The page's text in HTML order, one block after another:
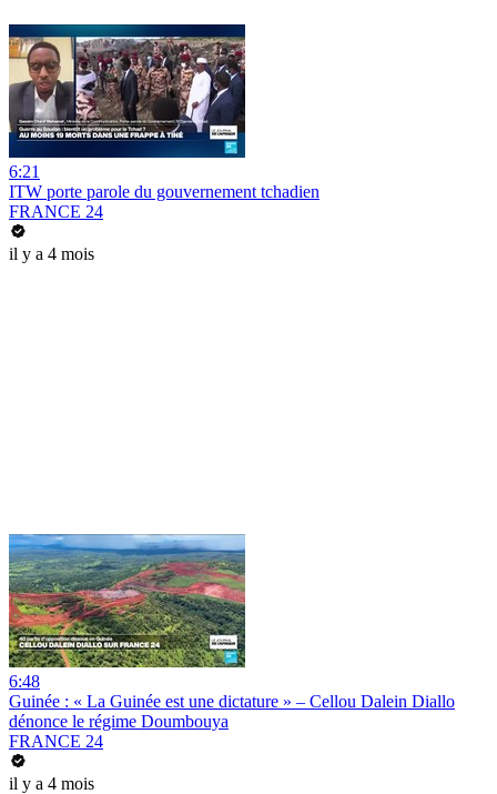
6:21
ITW porte parole du gouvernement tchadien
FRANCE 24
il y a 4 mois
6:48
Guinée : « La Guinée est une dictature » – Cellou Dalein Diallo
dénonce le régime Doumbouya
FRANCE 24
il y a 4 mois